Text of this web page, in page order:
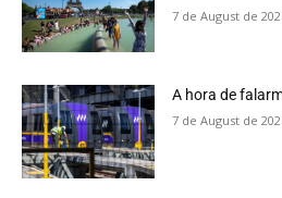
7 de August de
A hora de
7 de August de